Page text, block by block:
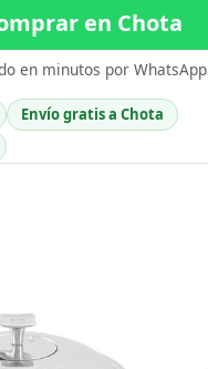
en Chota
en minutos por WhatsApp
Envío gratis a Chota